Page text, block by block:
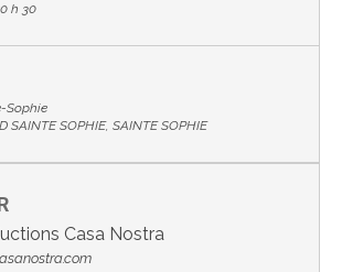
h 30
Sophie
SAINTE SOPHIE, SAINTE SOPHIE
Casa Nostra